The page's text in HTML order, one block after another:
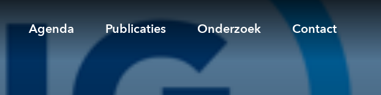
Agenda Publicaties Onderzoek Contact